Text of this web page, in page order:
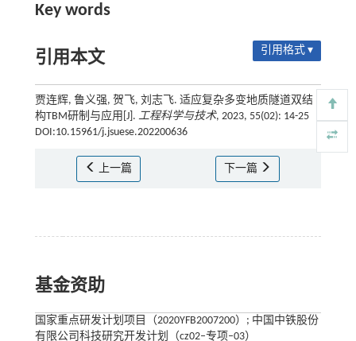
Key words
引用本文 引用格式 ▾
贾连辉, 鲁义强, 贺飞, 刘志飞. 适应复杂多变地质隧道双结
构TBM研制与应用[J]. 工程科学与技术, 2023, 55(02): 14-25
DOI:10.15961/j.jsuese.202200636
上一篇 下一篇
基金资助
国家重点研发计划项目（2020YFB2007200）; 中国中铁股份
有限公司科技研究开发计划（cz02–专项–03）